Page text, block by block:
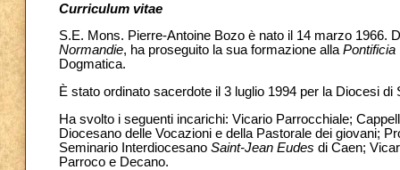
Curriculum vitae
S.E. Mons. Pierre-Antoine Bozo è nato il 14 marzo 1966.
Normandie, ha proseguito la sua formazione allaPontificia
Dogmatica.
È stato ordinato sacerdote il 3 luglio 1994 per la Diocesi di
Ha svolto i seguenti incarichi: Vicario Parrocchiale;
Diocesano delle Vocazioni e della Pastorale dei giovani;
Seminario Interdiocesano Saint-Jean Eudes di Caen;
Parroco e Decano.